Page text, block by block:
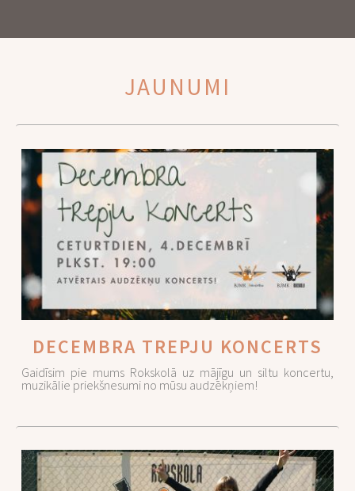
JAUNUMI
DECEMBRA TREPJU KONCERTS
Gaidīsim pie mums Rokskolā uz mājīgu un siltu koncertu,
muzikālie priekšnesumi no mūsu audzēkņiem!